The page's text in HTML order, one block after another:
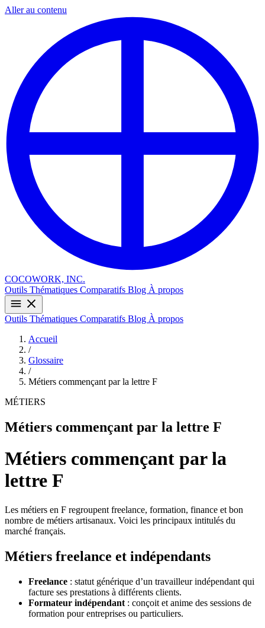
Aller au contenu
COCOWORK, INC.
Outils Thématiques Comparatifs Blog À propos
Outils Thématiques Comparatifs Blog À propos
Accueil
/
Glossaire
/
Métiers commençant par la lettre F
MÉTIERS
Métiers commençant par la lettre F
Métiers commençant par la
lettre F
Les métiers en F regroupent freelance, formation, finance et bon
nombre de métiers artisanaux. Voici les principaux intitulés du
marché français.
Métiers freelance et indépendants
Freelance : statut générique d’un travailleur indépendant qui
facture ses prestations à différents clients.
Formateur indépendant : conçoit et anime des sessions de
formation pour entreprises ou particuliers.